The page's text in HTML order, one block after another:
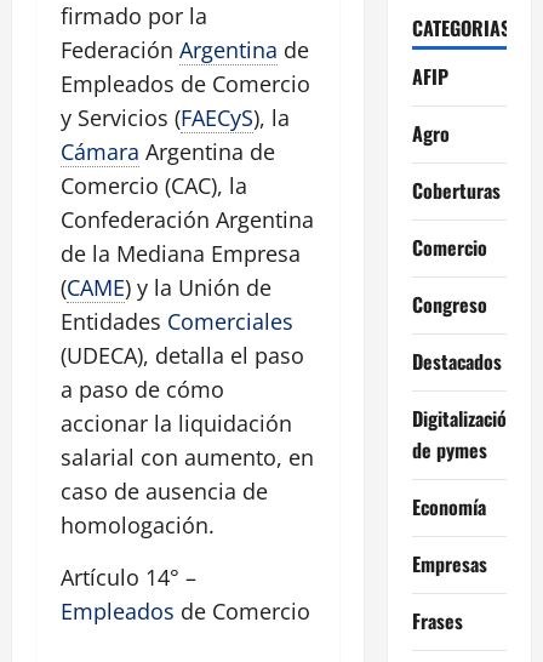
firmado por la
Federación Argentina de
Empleados de Comercio
y Servicios (FAECyS), la
Cámara Argentina de
Comercio (CAC), la
Confederación Argentina
de la Mediana Empresa
(CAME) y la Unión de
Entidades Comerciales
(UDECA), detalla el paso
a paso de cómo
accionar la liquidación
salarial con aumento, en
caso de ausencia de
homologación.
Artículo 14° –
Empleados de Comercio
CATEGORIAS
AFIP
Agro
Coberturas
Comercio
Congreso
Destacados
Digitalización
de pymes
Economía
Empresas
Frases